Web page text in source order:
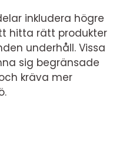
inkludera högre
hitta rätt produkter
underhåll. Vissa
sig begränsade
kräva mer